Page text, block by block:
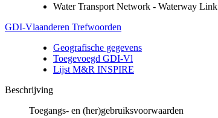
Water Transport Network - Waterway Link
GDI-Vlaanderen Trefwoorden
Geografische gegevens
Toegevoegd GDI-Vl
Lijst M&R INSPIRE
Beschrijving
Toegangs- en (her)gebruiksvoorwaarden